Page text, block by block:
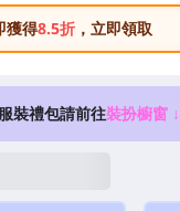
獲得8.5折 ，立即領取
裝禮包請前往裝扮櫥窗 ↓